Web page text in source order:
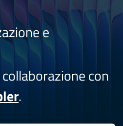
e
collaborazione con
.